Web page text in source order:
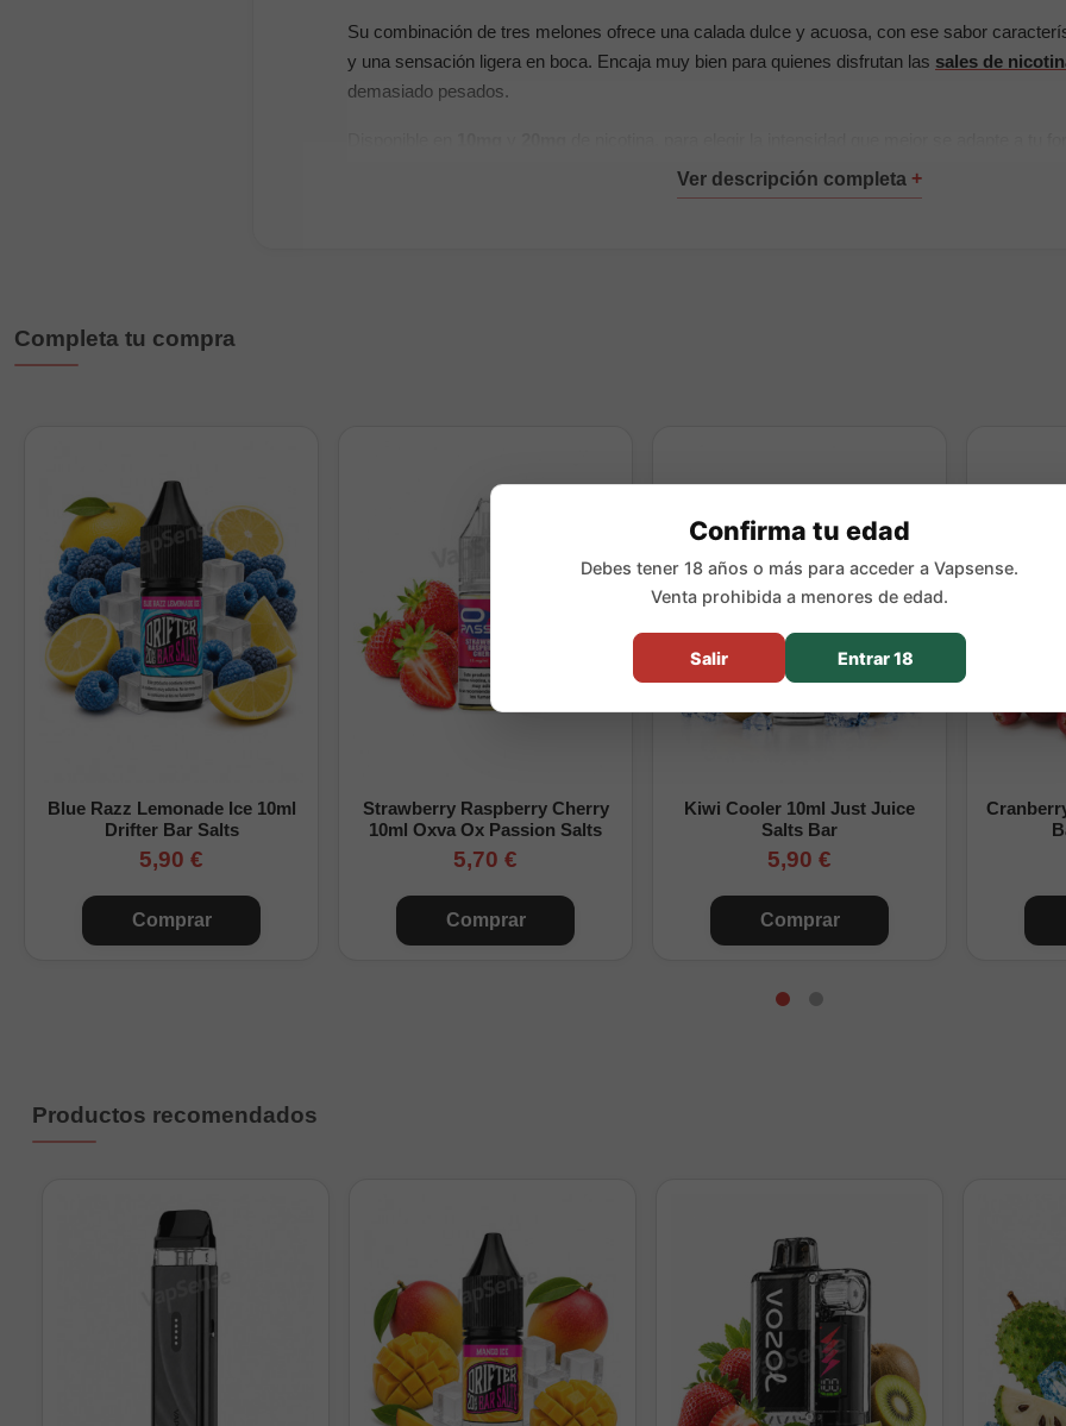
Su combinación de tres melones ofrece una calada dulce y acuosa, con ese sabor
y una sensación ligera en boca. Encaja muy bien para quienes disfrutan las sales de
demasiado pesados.
Recomendado para usar con dispositivos de baja potencia o
Completa tu compra
Blue Razz Lemonade Ice 10ml
Drifter Bar Salts
5,90 €
Comprar
Strawberry Raspberry Cherry
10ml Oxva Ox Passion Salts
5,70 €
Comprar
Kiwi Cooler 10ml Just Juice
Salts Bar
5,90 €
Comprar
Productos recomendados
Confirma tu edad
Debes tener 18 años o más para acceder a Vapsense.
Venta prohibida a menores de edad.
Salir Entrar 18